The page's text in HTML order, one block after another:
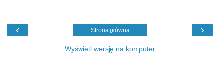
‹ ›
Strona główna
Wyświetl wersję na komputer